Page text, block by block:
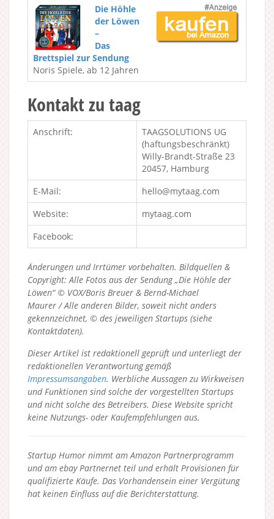
Die Höhle
der Löwen
–
Das
Brettspiel zur Sendung
Noris Spiele, ab 12 Jahren
Kontakt zu taag
Anschrift:
TAAGSOLUTIONS UG
(haftungsbeschränkt)
Willy-Brandt-Straße 23
20457, Hamburg
E-Mail:
hello@mytaag.com
Website:
mytaag.com
Facebook:
Änderungen und Irrtümer vorbehalten. Bildquellen &
Copyright: Alle Fotos aus der Sendung „Die Höhle der
Löwen“ © VOX/Boris Breuer & Bernd-Michael
Maurer / Alle anderen Bilder, soweit nicht anders
gekennzeichnet, © des jeweiligen Startups (siehe
Kontaktdaten).
Dieser Artikel ist redaktionell geprüft und unterliegt der
redaktionellen Verantwortung gemäß
Impressumsangaben. Werbliche Aussagen zu Wirkweisen
und Funktionen sind solche der vorgestellten Startups
und nicht solche des Betreibers. Diese Website spricht
keine Nutzungs- oder Kaufempfehlungen aus.
Startup Humor nimmt am Amazon Partnerprogramm
und am ebay Partnernet teil und erhält Provisionen für
qualifizierte Käufe. Das Vorhandensein einer Vergütung
hat keinen Einfluss auf die Berichterstattung.